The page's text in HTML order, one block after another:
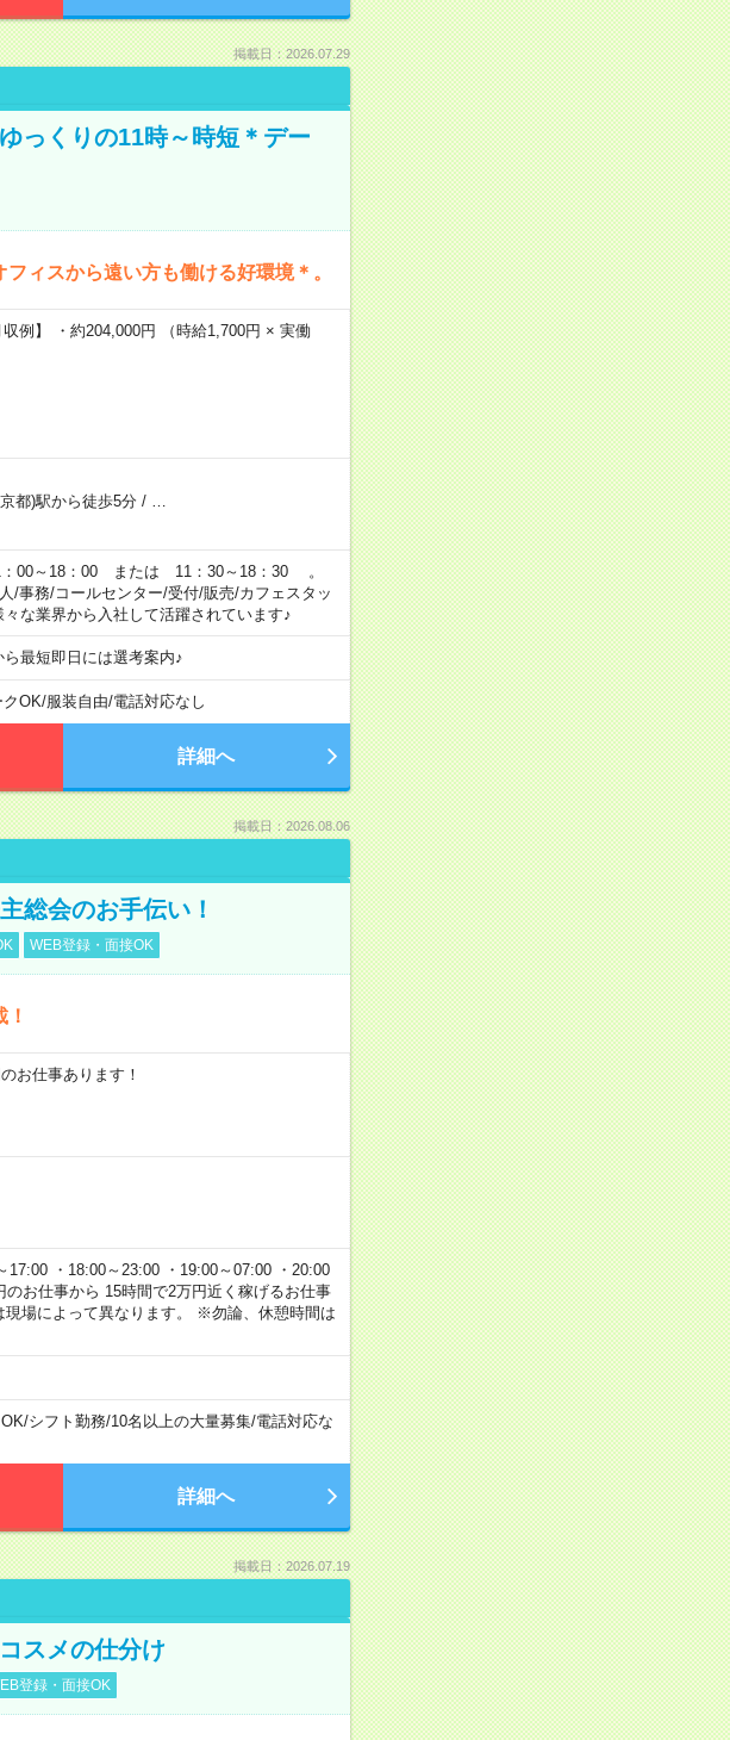
掲載日：2026.07.29
っくりの11時～時短＊デー
ィスから遠い方も働ける好環境＊。
例】 ・約204,000円 （時給1,700円 × 実働
都)駅から徒歩5分/ …
：00～18：00 または 11：30～18：30 。
/事務/コールセンター/受付/販売/カフェスタッ
な業界から入社して活躍されています♪
最短即日には選考案内♪
OK/服装自由/電話対応なし
詳細へ
掲載日：2026.08.06
総会のお手伝い！
WEB登録・面接OK
お仕事あります！
・18:00～23:00 ・19:00～07:00 ・20:00
お仕事から 15時間で2万円近く稼げるお仕事
場によって異なります。 ※勿論、休憩時間は
/シフト勤務/10名以上の大量募集/電話対応な
詳細へ
掲載日：2026.07.19
スメの仕分け
登録・面接OK